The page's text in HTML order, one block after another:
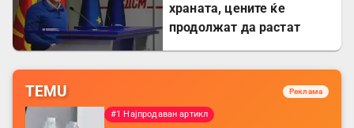
храната, цените ќе
продолжат да растат
TEMU Реклама
#1 Најпродаван артикл